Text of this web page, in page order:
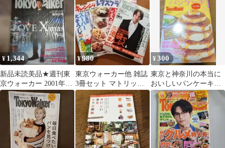
載
¥ 1,344
新品未読美品★週刊東
京ウォーカー 2001年11
月13日号 桑田佳祐★送
料込み
¥980
東京ウォーカー他 雑誌
3冊セット マトリック
スがみたい！
¥300
東京と神奈川の本当に
おいしいパンケーキ
東京ウォーカー 改訂